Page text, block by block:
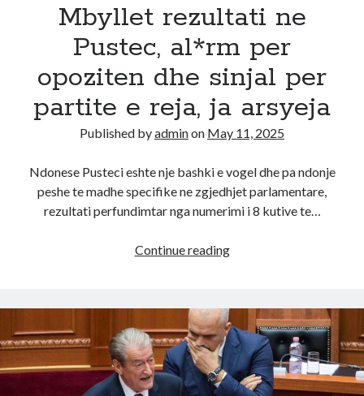
Mbyllet rezultati ne
Pustec, al*rm per
opoziten dhe sinjal per
partite e reja, ja arsyeja
Published byadminon May 11, 2025
Ndonese Pusteci eshte nje bashki e vogel dhe pa ndonje
peshe te madhe specifike ne zgjedhjet parlamentare,
rezultati perfundimtar nga numerimi i 8 kutive te…
Continue readingMbyllet
Pustec,
al*rm
per
opoziten
dhe